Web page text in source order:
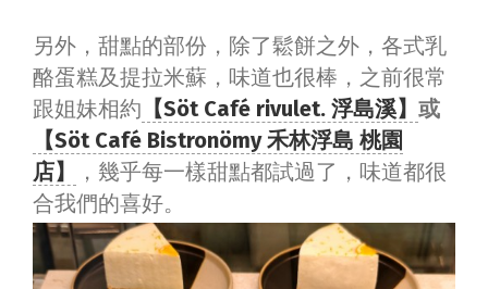
另外，甜點的部份，除了鬆餅之外，各式乳
酪蛋糕及提拉米蘇，味道也很棒，之前很常
跟姐妹相約 【Söt Café rivulet. 浮島溪】 或
【Söt Café Bistronömy 禾林浮島 桃園
店】
，幾乎每一樣甜點都試過了，味道都很
合我們的喜好。